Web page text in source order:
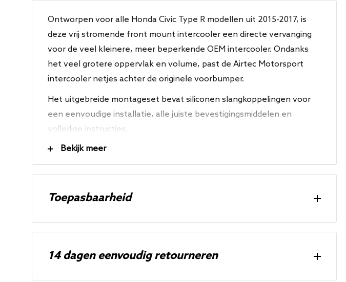
Ontworpen voor alle Honda Civic Type R modellen uit 2015-2017, is
deze vrij stromende front mount intercooler een directe vervanging
voor de veel kleinere, meer beperkende OEM intercooler. Ondanks
het veel grotere oppervlak en volume, past de Airtec Motorsport
intercooler netjes achter de originele voorbumper.
Het uitgebreide montageset bevat siliconen slangkoppelingen voor
een eenvoudige installatie, alle juiste bevestigingsmiddelen en
volledige instructies.
Afmetingen:
Breedte: 1.000 mm (inclusief eindtanks)
Diepte: 60 mm / 100 mm (trapsgewijs ontwerp)
Kenmerken:
• Gegoten vrij stromende eindtanks
Bekijk meer
Toepasbaarheid
14 dagen eenvoudig retourneren